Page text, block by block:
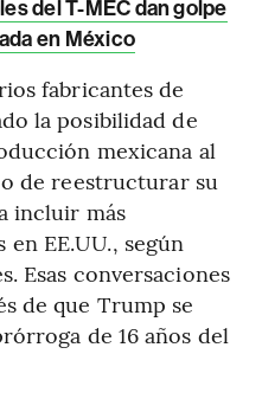
del T-MEC dan golpe
en México
fabricantes de
la posibilidad de
mexicana al
de reestructurar su
incluir más
EE.UU., según
Esas conversaciones
de que Trump se
de 16 años del